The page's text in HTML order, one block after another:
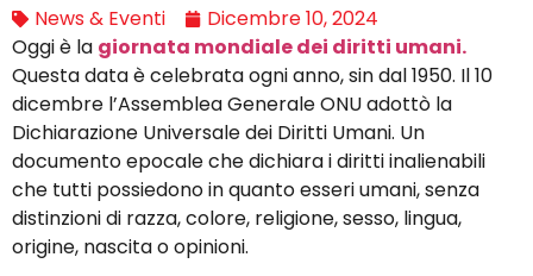
News & Eventi
Dicembre 10, 2024
Oggi è la giornata mondiale dei diritti umani.
Questa data è celebrata ogni anno, sin dal 1950. Il 10
dicembre l’Assemblea Generale ONU adottò la
Dichiarazione Universale dei Diritti Umani. Un
documento epocale che dichiara i diritti inalienabili
che tutti possiedono in quanto esseri umani, senza
distinzioni di razza, colore, religione, sesso, lingua,
origine, nascita o opinioni.